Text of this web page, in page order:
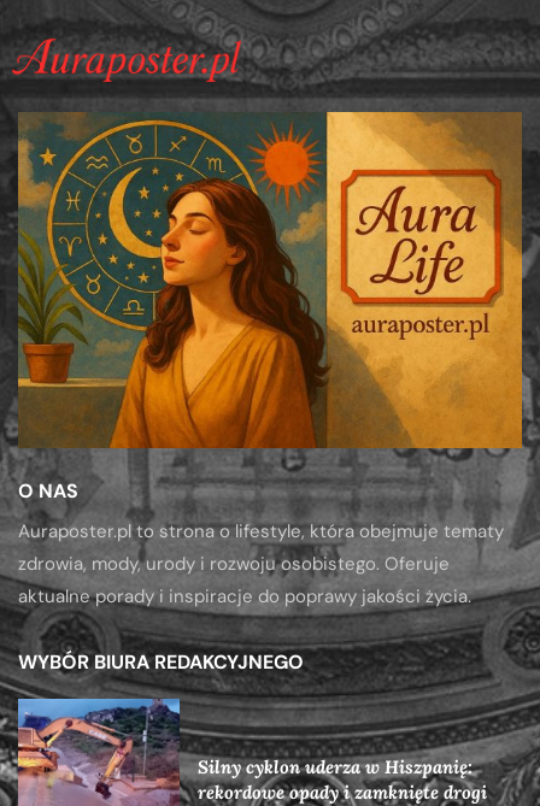
O NAS
Auraposter.pl to strona o lifestyle, która obejmuje tematy
zdrowia, mody, urody i rozwoju osobistego. Oferuje
aktualne porady i inspiracje do poprawy jakości życia.
WYBÓR BIURA REDAKCYJNEGO
Silny cyklon uderza w Hiszpanię:
rekordowe opady i zamknięte drogi